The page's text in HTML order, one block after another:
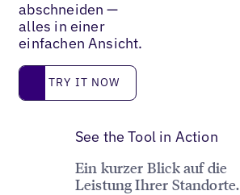
abschneiden —
alles in einer
einfachen Ansicht.
Try it now
TRY IT NOW
See the Tool in Action
Ein kurzer Blick auf die
Leistung Ihrer Standorte.